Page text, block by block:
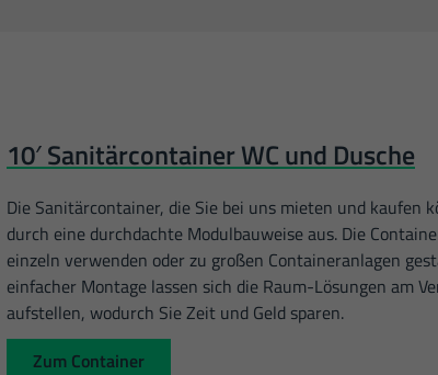
10′ Sanitärcontainer WC und Dusche
Die Sanitärcontainer, die Sie bei uns mieten und kaufen
durch eine durchdachte Modulbauweise aus. Die
einzeln verwenden oder zu großen Containeranlagen
einfacher Montage lassen sich die Raum-Lösungen am
aufstellen, wodurch Sie Zeit und Geld sparen.
Zum Container